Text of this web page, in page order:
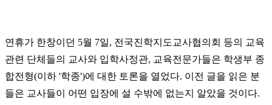
연휴가 한창이던 5월 7일, 전국진학지도교사협의회 등의 교육
관련 단체들의 교사와 입학사정관, 교육전문가들은 학생부 종
합전형(이하 '학종')에 대한 토론을 열었다. 이전 글을 읽은 분
들은 교사들이 어떤 입장에 설 수밖에 없는지 알았을 것이다.